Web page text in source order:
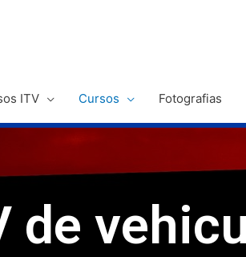
ITV Cursos Fotografias
de